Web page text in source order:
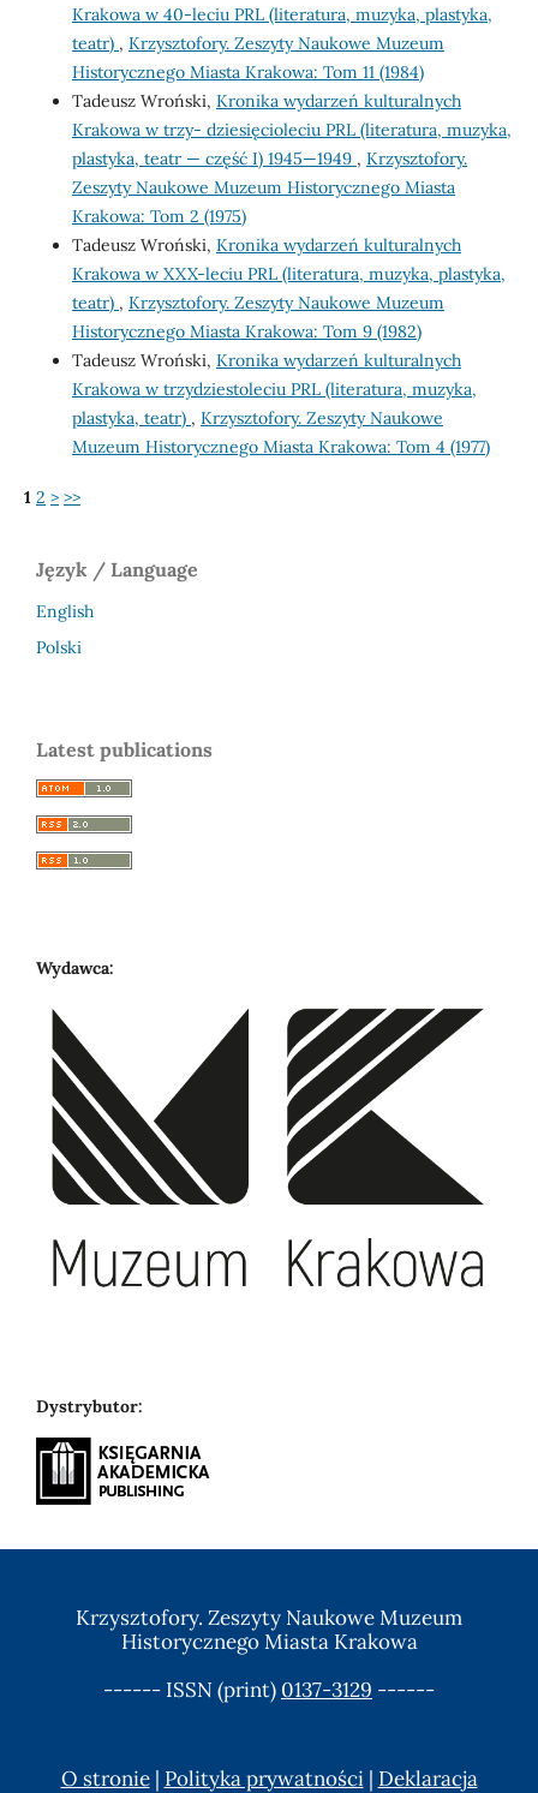
Krakowa w 40-leciu PRL (literatura, muzyka, plastyka,
teatr) , Krzysztofory. Zeszyty Naukowe Muzeum
Historycznego Miasta Krakowa: Tom 11 (1984)
Tadeusz Wroński, Kronika wydarzeń kulturalnych
Krakowa w trzy- dziesięcioleciu PRL (literatura, muzyka,
plastyka, teatr — część I) 1945—1949 , Krzysztofory.
Zeszyty Naukowe Muzeum Historycznego Miasta
Krakowa: Tom 2 (1975)
Tadeusz Wroński, Kronika wydarzeń kulturalnych
Krakowa w XXX-leciu PRL (literatura, muzyka, plastyka,
teatr) , Krzysztofory. Zeszyty Naukowe Muzeum
Historycznego Miasta Krakowa: Tom 9 (1982)
Tadeusz Wroński, Kronika wydarzeń kulturalnych
Krakowa w trzydziestoleciu PRL (literatura, muzyka,
plastyka, teatr) , Krzysztofory. Zeszyty Naukowe
Muzeum Historycznego Miasta Krakowa: Tom 4 (1977)
1 2 > >>
Język / Language
English
Polski
Latest publications
Wydawca:
Dystrybutor:
Krzysztofory. Zeszyty Naukowe Muzeum
Historycznego Miasta Krakowa
------ ISSN (print) 0137-3129 ------
O stronie| Polityka prywatności| Deklaracja